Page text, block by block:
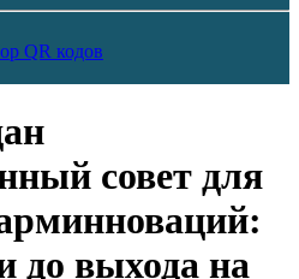
QR кодов
совет для
до выхода на